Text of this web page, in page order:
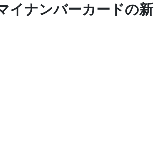
イナンバーカードの新